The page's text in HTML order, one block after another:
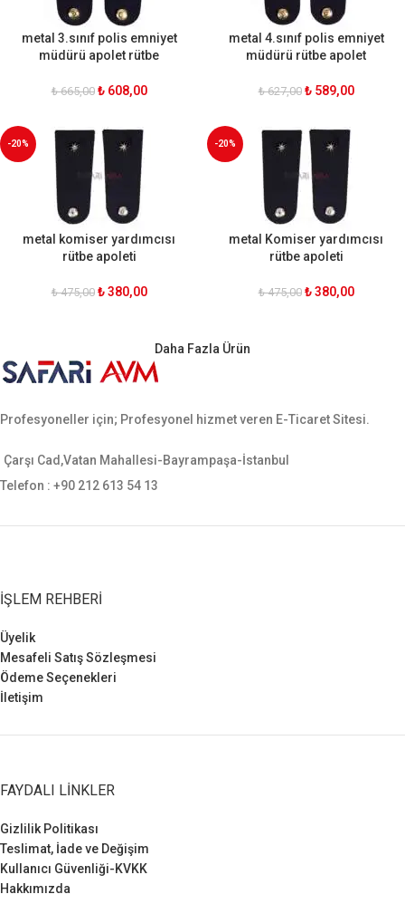
metal 3.sınıf polis emniyet
müdürü apolet rütbe
₺665,00 ₺608,00
metal 4.sınıf polis emniyet
müdürü rütbe apolet
₺627,00 ₺589,00
-20%
metal komiser yardımcısı
rütbe apoleti
₺475,00 ₺380,00
-20%
metal Komiser yardımcısı
rütbe apoleti
₺475,00 ₺380,00
Daha Fazla Ürün
Profesyoneller için; Profesyonel hizmet veren E-Ticaret Sitesi.
Çarşı Cad,Vatan Mahallesi-Bayrampaşa-İstanbul
Telefon : +90 212 613 54 13
İŞLEM REHBERI
Üyelik
Mesafeli Satış Sözleşmesi
Ödeme Seçenekleri
İletişim
FAYDALI LINKLER
Gizlilik Politikası
Teslimat, İade ve Değişim
Kullanıcı Güvenliği-KVKK
Hakkımızda